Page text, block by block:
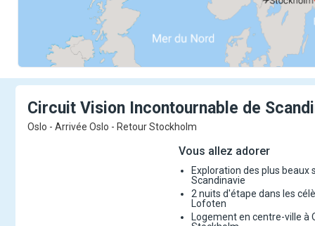
Circuit Vision Incontournable de
Oslo - Arrivée Oslo - Retour Stockholm
Vous allez adorer
Exploration des plus beaux
Scandinavie
2 nuits d'étape dans les
Lofoten
Logement en centre-ville à